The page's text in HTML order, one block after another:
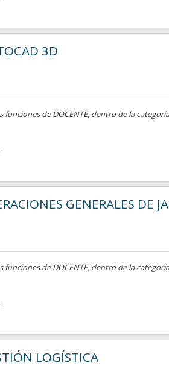
3D
funciones de DOCENTE, dentro de la
GENERALES DE
funciones de DOCENTE, dentro de la
LOGÍSTICA